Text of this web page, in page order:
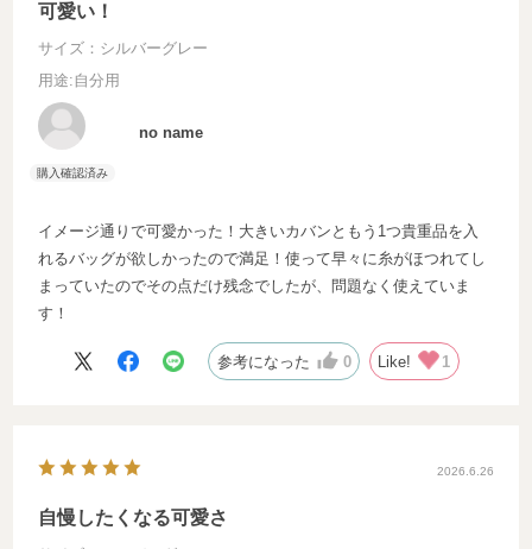
可愛い！
サイズ：シルバーグレー
用途:自分用
no name
イメージ通りで可愛かった！大きいカバンともう1つ貴重品を入
れるバッグが欲しかったので満足！使って早々に糸がほつれてし
まっていたのでその点だけ残念でしたが、問題なく使えていま
す！
参考になった 0 Like! 1
2026.6.26
自慢したくなる可愛さ